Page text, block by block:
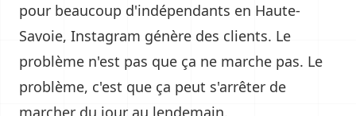
pour beaucoup d'indépendants en Haute-
Savoie, Instagram génère des clients. Le
problème n'est pas que ça ne marche pas. Le
problème, c'est que ça peut s'arrêter de